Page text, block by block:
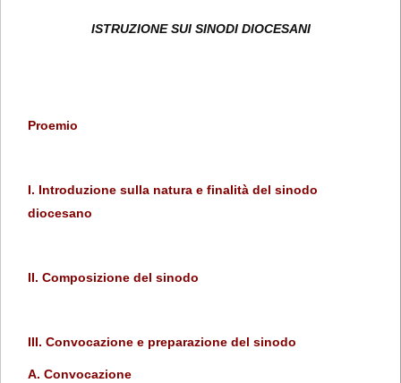
ISTRUZIONE SUI SINODI DIOCESANI
Proemio
I. Introduzione sulla natura e finalità del sinodo
diocesano
II. Composizione del sinodo
III. Convocazione e preparazione del sinodo
A. Convocazione